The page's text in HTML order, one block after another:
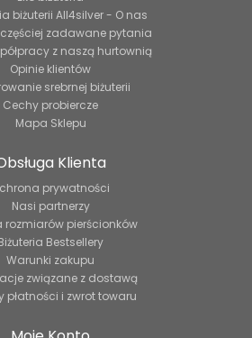
biżuterii All4silver - O nas
zadawane pytania
z naszą hurtownią
Opinie klientów
srebrnej biżuterii
Cechy probiercze
Mapa Sklepu
Klienta
prywatności
Nasi partnerzy
rozmiarów pierścionków
Bestsellery
Warunki zakupu
związane z dostawą
płatności i zwrot towaru